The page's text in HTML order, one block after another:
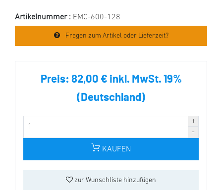
Artikelnummer : EMC-600-128
Fragen zum Artikel oder Lieferzeit?
Preis: 82,00 € inkl. MwSt. 19%
(Deutschland)
KAUFEN
zur Wunschliste hinzufügen